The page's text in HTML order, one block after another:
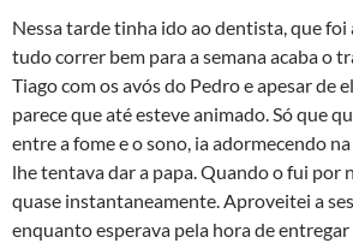
Nessa tarde tinha ido ao dentista, que foi
tudo correr bem para a semana acaba o
Tiago com os avós do Pedro e apesar de
parece que até esteve animado. Só que
entre a fome e o sono, ia adormecendo
lhe tentava dar a papa. Quando o fui por
quase instantaneamente. Aproveitei a
enquanto esperava pela hora de entregar